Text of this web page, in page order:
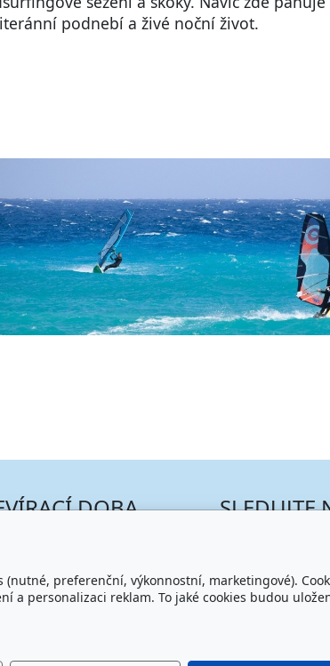
podnebí a živé noční život.
DOBA SLEDUJTE
preferenční, výkonnostní, marketingové).
a personalizaci reklam. To jaké cookies budou